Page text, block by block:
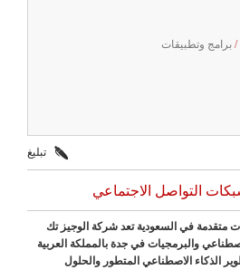
/ برامج وتطبيقات
تبليغ
التواصل الاجتماعي
متقدمة في السعودية تعد شركة الوجيز تك
والبرمجيات في جدة بالمملكة العربية
الذكاء الاصطناعي المتطور والحلول